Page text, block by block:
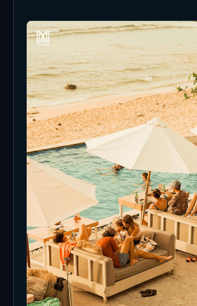
Friday Buffet / Live Band
Jumat ada info Live Band dan
Buffet. Konfirmasi jadwal
Spot Foto
Gunakan payung putih, garis
sunset Balangan untuk foto.